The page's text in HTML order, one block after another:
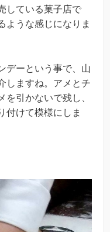
している菓子店で
ような感じになりま
デーという事で、山
しますね。アメとチ
を引かないで残し、
付けて模様にしま